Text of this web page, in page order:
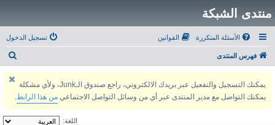
منتدى الشبكة
الأسئلة المتكررة القوانين تسجيل الدخول
فهرس المنتدى
يمكنك التسجيل والتفعيل عبر بريدك الالكتروني، راجع صندوق الـJunk، ولأي مشكلة
يمكنك التواصل مع مدير المنتدى عبر أي من وسائل التواصل الاجتماعي من هذا الرابط.
اللغة: